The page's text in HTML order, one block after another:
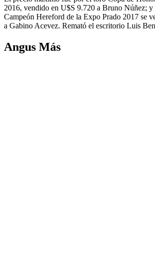
2016, vendido en U$S 9.720 a Bruno Núñez; y
Campeón Hereford de la Expo Prado 2017 se
a Gabino Acevez. Remató el escritorio Luis
Angus Más